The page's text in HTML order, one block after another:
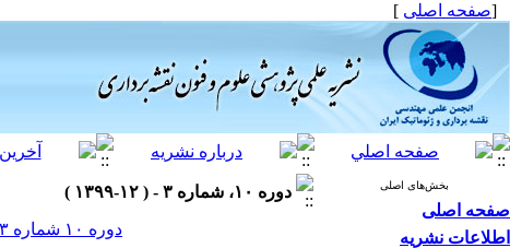
[صفحه اصلی ]
بخش‌های اصلی
صفحه اصلی
اطلاعات نشریه
دوره ۱۰، شماره ۳ - ( ۱۲-۱۳۹۹ )
دوره ۱۰ شماره ۳ صفحات ۲۱۹-۲۰۱